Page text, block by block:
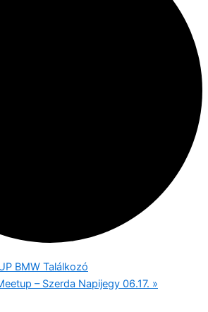
BMW Találkozó
– Szerda Napijegy 06.17. »